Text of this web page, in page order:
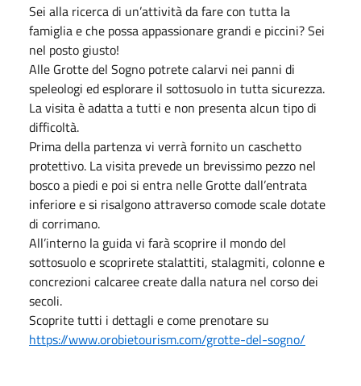
Sei alla ricerca di un’attività da fare con tutta la
famiglia e che possa appassionare grandi e piccini? Sei
nel posto giusto!
Alle Grotte del Sogno potrete calarvi nei panni di
speleologi ed esplorare il sottosuolo in tutta sicurezza.
La visita è adatta a tutti e non presenta alcun tipo di
difficoltà.
Prima della partenza vi verrà fornito un caschetto
protettivo. La visita prevede un brevissimo pezzo nel
bosco a piedi e poi si entra nelle Grotte dall’entrata
inferiore e si risalgono attraverso comode scale dotate
di corrimano.
All’interno la guida vi farà scoprire il mondo del
sottosuolo e scoprirete stalattiti, stalagmiti, colonne e
concrezioni calcaree create dalla natura nel corso dei
secoli.
Scoprite tutti i dettagli e come prenotare su
https://www.orobietourism.com/grotte-del-sogno/